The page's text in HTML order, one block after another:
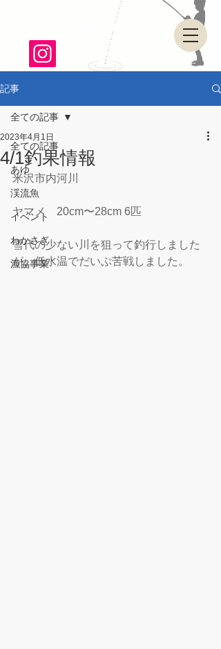
山形県・県南漁業協同組合
記事
全ての記事
あゆ
渓流魚
イベント
わかさぎ
漁協事業
全ての記事
4/1釣果情報
2023年4月1日
米沢市内河川
ヤマメ　20cm〜28cm 6匹
雪代の少ない川を狙って釣行しました
が、低水温でだいぶ苦戦しました。